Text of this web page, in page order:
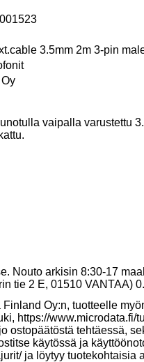
3.5mm 2m 3-pin
vaipalla varustettu
Nouto arkisin 8:30-17
tie 2 E, 01510 VANTAA)
Oy:n, tuotteelle
https://www.microdata.fi/
ostopäätöstä tehtäessä,
käytössä ja
ja löytyy tuotekohtaisia